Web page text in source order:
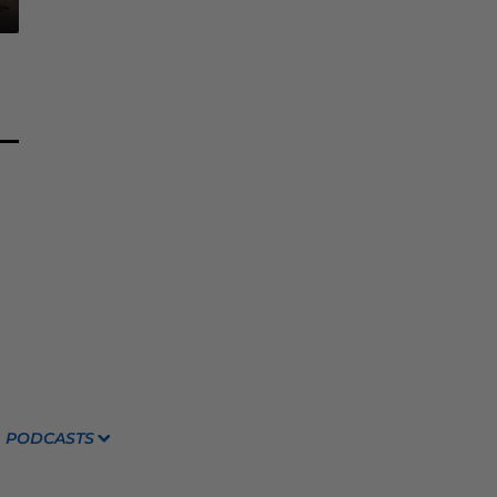
PODCASTS